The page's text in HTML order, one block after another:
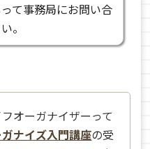
て事務局にお問い合
。
オーガナイザーって
ナイズ入門講座の受